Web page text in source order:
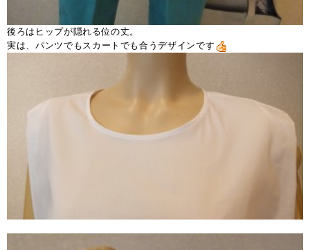
後ろはヒップが隠れる位の丈。
実は、パンツでもスカートでも合うデザインです